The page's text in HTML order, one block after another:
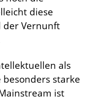
diese
der Vernunft
als
besonders starke
ist